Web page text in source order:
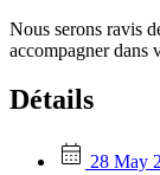
Nous serons ravis
accompagner dans
Détails
28 May